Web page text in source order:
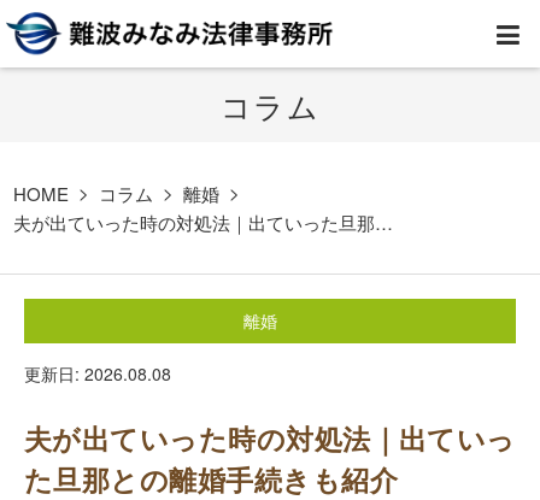
コラム
HOME コラム
離婚
夫が出ていった時の対処法｜出ていった旦那…
離婚
更新日: 2026.08.08
夫が出ていった時の対処法｜出ていっ
た旦那との離婚手続きも紹介
HOME
取扱業務
費用